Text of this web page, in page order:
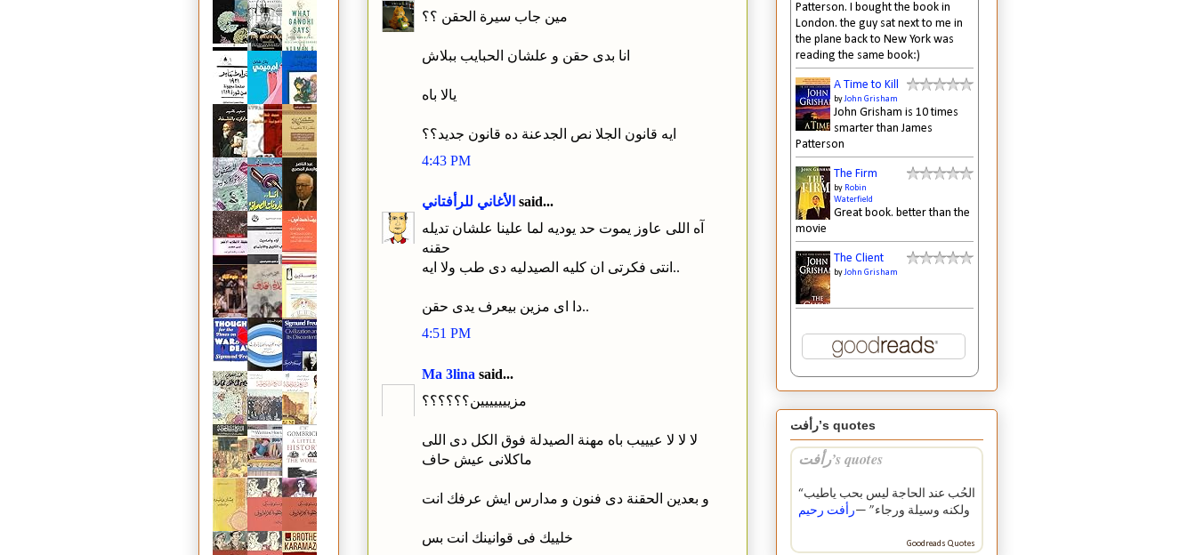
مين جاب سيرة الحقن ؟؟
انا بدى حقن و علشان الحبايب ببلاش
يالا باه
ايه قانون الجلا نص الجدعنة ده قانون جديد؟؟
4:43 PM
الأغاني للرأفتاني said...
آه اللى عاوز يموت حد يوديه لما علينا علشان تديله
حقنه
انتى فكرتى ان كليه الصيدليه دى طب ولا ايه..
دا اى مزين بيعرف يدى حقن..
4:51 PM
Ma 3lina said...
مزييييييين؟؟؟؟؟؟
لا لا لا عيييب باه مهنة الصيدلة فوق الكل دى اللى
ماكلانى عيش حاف
و بعدين الحقنة دى فنون و مدارس ايش عرفك انت
خلييك فى قوانينك انت بس
Patterson. I bought the book in
London. the guy sat next to me in
the plane back to New York was
reading the same book:)
A Time to Kill
byJohn Grisham
John Grisham is 10 times
smarter than James
Patterson
The Firm
by Robin
Waterfield
Great book. better than the
movie
The Client
byJohn Grisham
رأفت’s quotes
رأفت’s quotes
“الحُب عند الحاجة ليس بحب ياطيب
ولكنه وسيلة ورجاء” —رأفت رحيم
Goodreads Quotes